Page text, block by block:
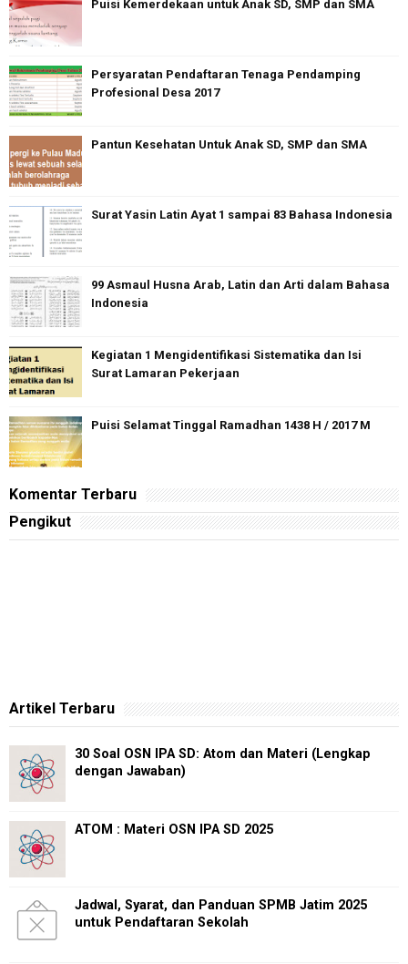
Puisi Kemerdekaan untuk Anak SD, SMP dan SMA
Persyaratan Pendaftaran Tenaga Pendamping
Profesional Desa 2017
Pantun Kesehatan Untuk Anak SD, SMP dan SMA
Surat Yasin Latin Ayat 1 sampai 83 Bahasa Indonesia
99 Asmaul Husna Arab, Latin dan Arti dalam Bahasa
Indonesia
Kegiatan 1 Mengidentifikasi Sistematika dan Isi
Surat Lamaran Pekerjaan
Puisi Selamat Tinggal Ramadhan 1438 H / 2017 M
Komentar Terbaru
Pengikut
Artikel Terbaru
30 Soal OSN IPA SD: Atom dan Materi (Lengkap
dengan Jawaban)
ATOM : Materi OSN IPA SD 2025
Jadwal, Syarat, dan Panduan SPMB Jatim 2025
untuk Pendaftaran Sekolah